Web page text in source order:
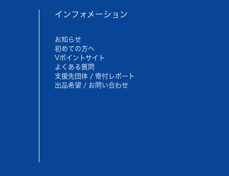
インフォメーション
お知らせ
初めての方へ
Vポイントサイト
よくある質問
支援先団体 / 寄付レポート
出品希望 / お問い合わせ